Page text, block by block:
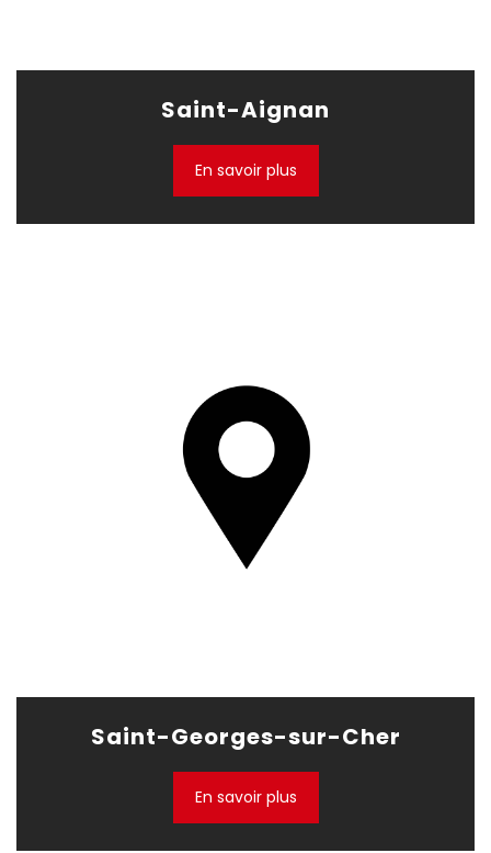
Saint-Aignan
En savoir plus
Saint-Georges-sur-Cher
En savoir plus